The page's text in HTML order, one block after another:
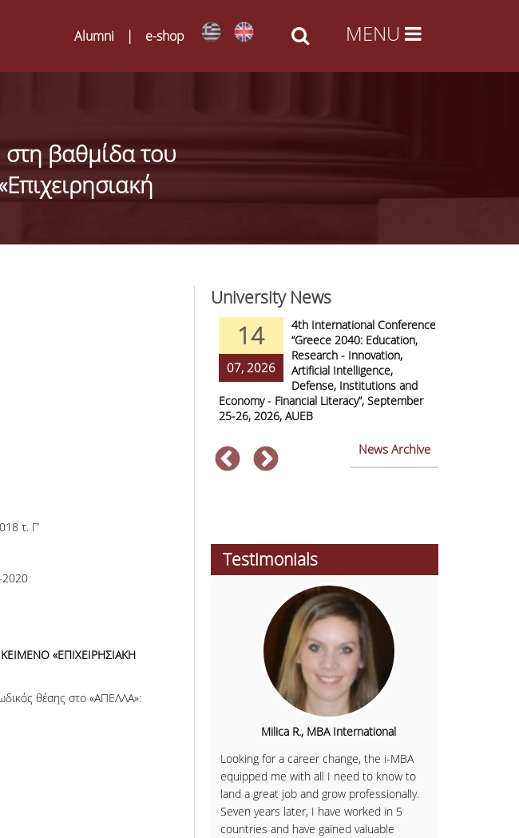
Alumni | e-shop
βαθμίδα του
τ. Γ’
2020
«ΕΠΙΧΕΙΡΗΣΙΑΚΗ
θέσης στο «ΑΠΕΛΛΑ»:
University News
14
07, 2026
4th International Conference
“Greece 2040: Education,
Research - Innovation,
Artificial Intelligence,
Defense, Institutions and
Economy - Financial Literacy”, September
25-26, 2026, AUEB
News Archive
Testimonials
Milica R., MBA International
Looking for a career change, the i-MBA
equipped me with all I need to know to
land a great job and grow professionally.
Seven years later, I have worked in 5
countries and have gained valuable